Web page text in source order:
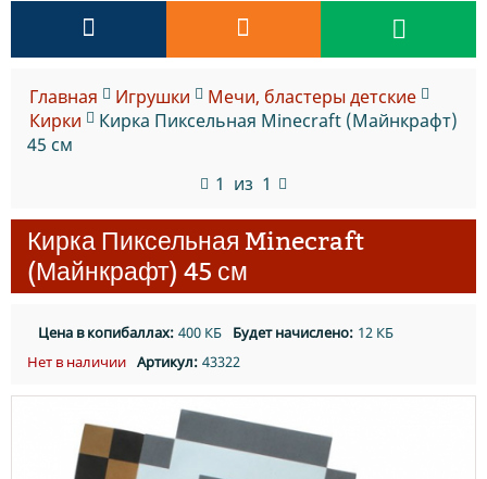
Главная Игрушки
Мечи, бластеры детские
Кирки
Кирка Пиксельная Minecraft (Майнкрафт)
45 см
1 из 1
Кирка Пиксельная Minecraft
(Майнкрафт) 45 см
Цена в копибаллах: 400 КБ Будет начислено: 12 КБ
Нет в наличии Артикул: 43322